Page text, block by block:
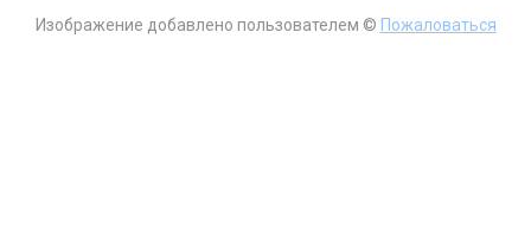
Изображение добавлено пользователем © Пожаловаться